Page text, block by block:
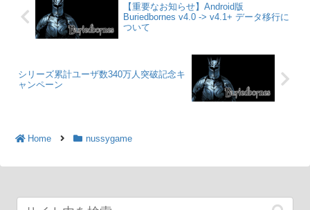
【重要なお知らせ】Android版
Buriedbornes v4.0 -> v4.1+ データ移行に
ついて
シリーズ累計ユーザ数340万人突破記念キ
ャンペーン
Home nussygame